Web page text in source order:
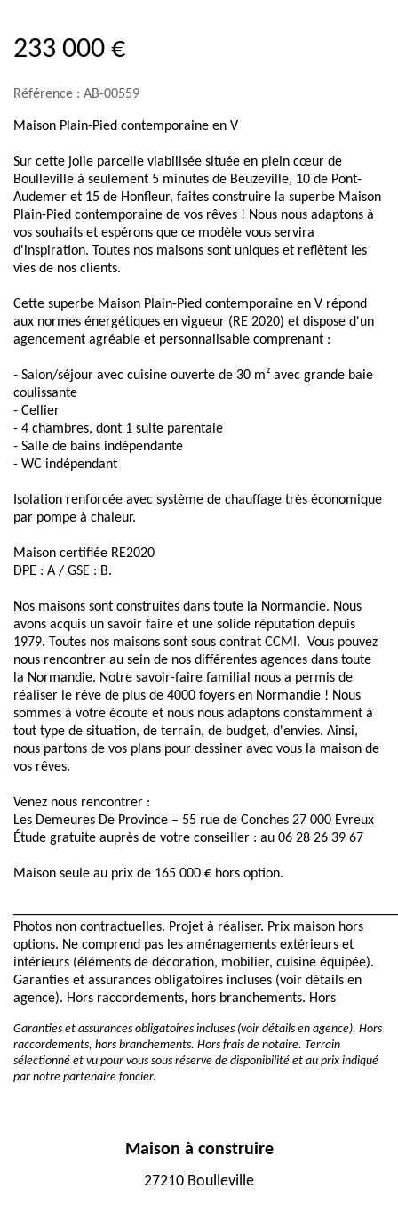
233 000 €
Référence : AB-00559
Maison Plain-Pied contemporaine en V
Sur cette jolie parcelle viabilisée située en plein cœur de
Boulleville à seulement 5 minutes de Beuzeville, 10 de Pont-
Audemer et 15 de Honfleur, faites construire la superbe Maison
Plain-Pied contemporaine de vos rêves ! Nous nous adaptons à
vos souhaits et espérons que ce modèle vous servira
d'inspiration. Toutes nos maisons sont uniques et reflètent les
vies de nos clients.
Cette superbe Maison Plain-Pied contemporaine en V répond
aux normes énergétiques en vigueur (RE 2020) et dispose d'un
agencement agréable et personnalisable comprenant :
- Salon/séjour avec cuisine ouverte de 30 m² avec grande baie
coulissante
- Cellier
- 4 chambres, dont 1 suite parentale
- Salle de bains indépendante
- WC indépendant
Isolation renforcée avec système de chauffage très économique
par pompe à chaleur.
Maison certifiée RE2020
DPE : A / GSE : B.
Nos maisons sont construites dans toute la Normandie. Nous
avons acquis un savoir faire et une solide réputation depuis
1979. Toutes nos maisons sont sous contrat CCMI. Vous pouvez
nous rencontrer au sein de nos différentes agences dans toute
la Normandie. Notre savoir-faire familial nous a permis de
réaliser le rêve de plus de 4000 foyers en Normandie ! Nous
sommes à votre écoute et nous nous adaptons constamment à
tout type de situation, de terrain, de budget, d'envies. Ainsi,
nous partons de vos plans pour dessiner avec vous la maison de
vos rêves.
Venez nous rencontrer :
Les Demeures De Province – 55 rue de Conches 27 000 Evreux
Étude gratuite auprès de votre conseiller : au 06 28 26 39 67
Maison seule au prix de 165 000 € hors option.
Photos non contractuelles. Projet à réaliser. Prix maison hors
options. Ne comprend pas les aménagements extérieurs et
intérieurs (éléments de décoration, mobilier, cuisine équipée).
Garanties et assurances obligatoires incluses (voir détails en
agence). Hors raccordements, hors branchements. Hors
Garanties et assurances obligatoires incluses (voir détails en agence). Hors
raccordements, hors branchements. Hors frais de notaire. Terrain
sélectionné et vu pour vous sous réserve de disponibilité et au prix indiqué
par notre partenaire foncier.
Maison à construire
27210 Boulleville